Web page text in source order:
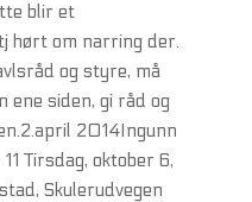
blir et
hørt om narring der.
og styre, må
siden, gi råd og
2014Ingunn
Tirsdag, oktober 6,
Skulerudvegen